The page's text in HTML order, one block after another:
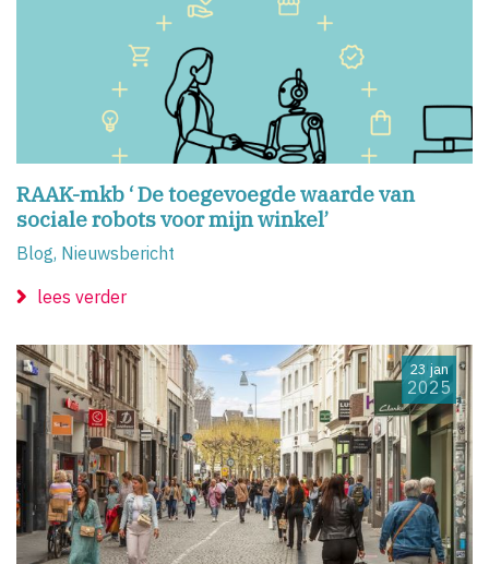
RAAK-mkb ‘ De toegevoegde waarde van
sociale robots voor mijn winkel’
Blog, Nieuwsbericht
lees verder
23 jan
2025